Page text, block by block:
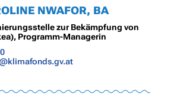
NWAFOR, BA
zur Bekämpfung von
Programm-Managerin